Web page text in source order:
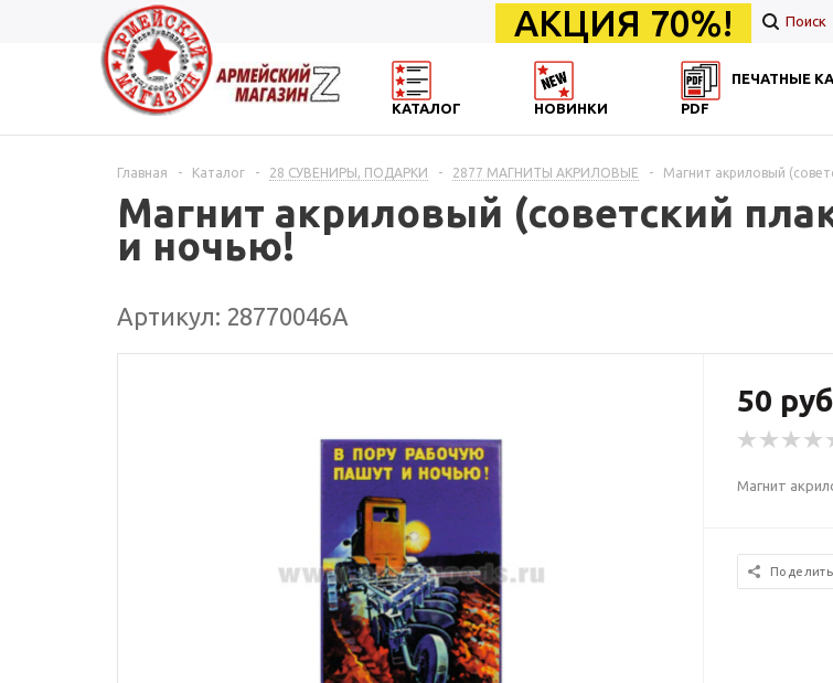
АКЦИЯ 70%! Поиск
КАТАЛОГ НОВИНКИ
ПЕЧАТНЫЕ
PDF
Главная - Каталог - 28 СУВЕНИРЫ, ПОДАРКИ - 2877 МАГНИТЫ АКРИЛОВЫЕ - Магнит акриловый
Магнит акриловый (советский
и ночью!
Артикул: 28770046А
50
Магнит